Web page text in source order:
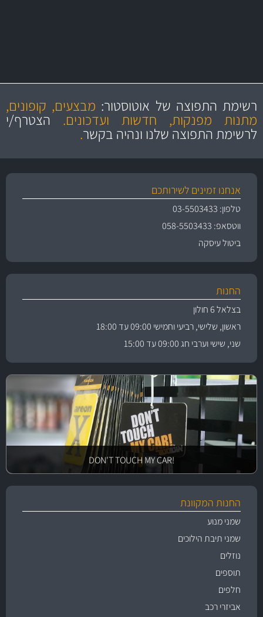
מקצועיות
ושירות מצויין
מחירים
הוגנים
והיצע מוצרים איכותירשימת התפוצה של אוטוסטור: מבצעים, קופונים,
מתנות מפנקות, חדשות ועדכונים. הצטרף/י
לרשימת התפוצה שלנו ונהיה בקשר.
אנחנו זמינים לשירותכם
טלפון: 03-5503433
ווטסאפ: 058-5503433
ביטול עיסקה
החנות
בצלאל 6 חולון
ראשון, שלישי, רביעי וחמישי 09:00 עד 18:00
שני, שישי וערבי חג 09:00 עד 15:00
!DON'T TOUCH MY CAR
החנות המקוונת
שמני מנוע
שמני תיבת הילוכים
נוזלים
תוספים
חלפים
אביזרי רכב